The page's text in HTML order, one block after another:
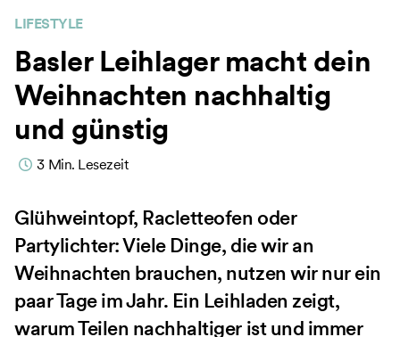
LIFESTYLE
Basler Leihlager macht dein
Weihnachten nachhaltig
und günstig
3 Min. Lesezeit
Glühweintopf, Racletteofen oder
Partylichter: Viele Dinge, die wir an
Weihnachten brauchen, nutzen wir nur ein
paar Tage im Jahr. Ein Leihladen zeigt,
warum Teilen nachhaltiger ist und immer